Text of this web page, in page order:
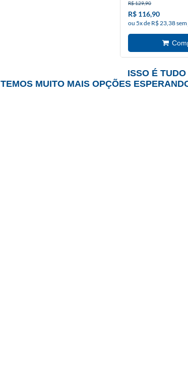
R$ 129,90
R$ 116,90
ou 5x de R$ 23,38
ISSO É
TEMOS MUITO MAIS OPÇÕES